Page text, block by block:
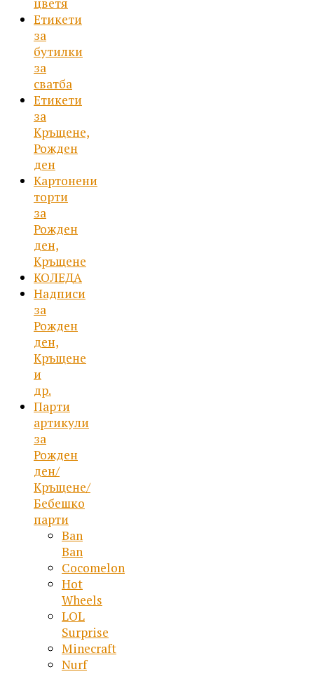
Етикети
за
бутилки
за
сватба
Етикети
за
Кръщене,
Рожден
ден
Картонени
торти
за
Рожден
ден,
Кръщене
КОЛЕДА
Надписи
за
Рожден
ден,
Кръщене
и
др.
Парти
артикули
за
Рожден
ден/
Кръщене/
Бебешко
парти
Ban
Ban
Cocomelon
Hot
Wheels
LOL
Surprise
Minecraft
Nurf